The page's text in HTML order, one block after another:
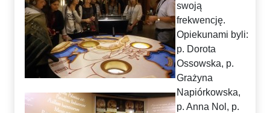
swoją
frekwencję.
Opiekunami byli:
p. Dorota
Ossowska, p.
Grażyna
Napiórkowska,
p. Anna Nol, p.